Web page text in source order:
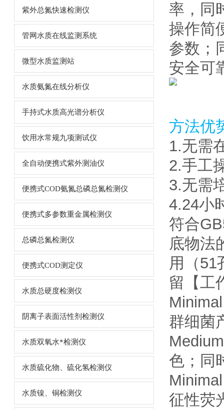
紫外总氮快速检测仪
管网水质在线监测系统
微型水质监测站
水质氨氮在线分析仪
手持式水质高光谱分析仪
饮用水常规九项测试仪
全自动便携式紫外测油仪
便携式COD氨氮总磷总氮检测仪
便携式多参数重金属检测仪
总磷总氮检测仪
便携式COD测定仪
水质总硬度检测仪
阴离子表面活性剂检测仪
水质双氧水*检测仪
水质硫化物、硫化氢检测仪
水质镍、铜检测仪
率，同
操作简
参数；
安全可
方法优
1.无需
2.手工
3.无需
4.24小
符合
底物法
用（51
留【工
群细菌
色；同
征性荧